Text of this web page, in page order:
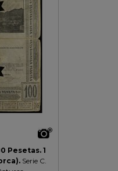
Pesetas. 1
Serie C.